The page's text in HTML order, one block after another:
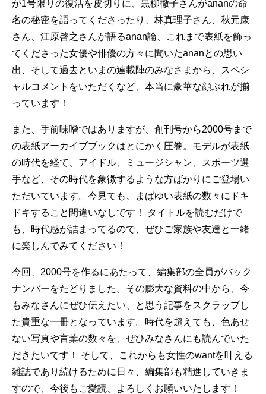
が1号限りの復活を皮切りに、黒柳徹子さんがananの命
名の秘密を語ってくださったり、林真理子さん、秋元康
さん、江原啓之さんが語るanan論、これまで表紙を飾っ
てくださった女優や俳優の方々に聞いたananとの思い
出、そして過去といまの連載陣のみなさまから、スペシ
ャルコメントをいただくなど、本当に豪華な顔ぶれが揃
っています！
また、手前味噌ではありますが、創刊号から2000号まで
の表紙アーカイブブックはとにかく圧巻。モデルが表紙
の時代を経て、アイドル、ミュージシャン、スポーツ選
手など、その時代を象徴するような方ばかりにご登場い
ただいています。今見ても、まばゆい表紙の数々にドキ
ドキすること間違いなしです！ タイトルを読むだけで
も、時代感が詰まってるので、ぜひご家族や友達と一緒
に楽しんでみてください！
今回、2000号を作るにあたって、編集部の全員がバック
ナンバーをたどりました。その膨大な資料の中から、今
もみなさんにぜひ伝えたい、と思う記事をスクラップし
た貴重な一冊となっています。時代を超えても、色あせ
ない写真や言葉の数々を、ぜひみなさんにも読んでいた
だきたいです！ そして、これからも女性のwantを叶える
雑誌であり続けるために日々、編集部も精進していきま
すので、今後もご愛読、よろしくお願いいたします！